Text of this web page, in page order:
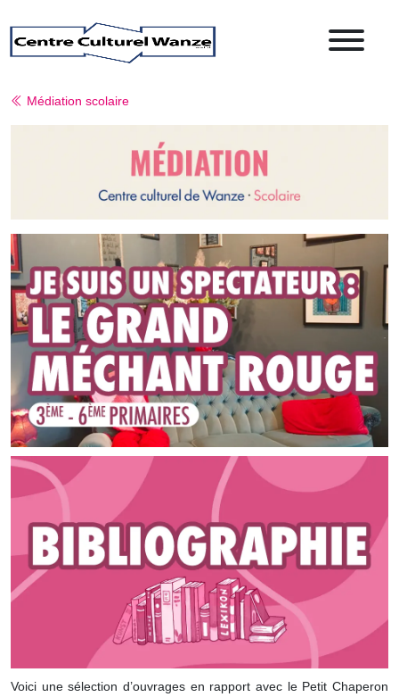
Médiation scolaire
Voici une sélection d’ouvrages en rapport avec le Petit Chaperon